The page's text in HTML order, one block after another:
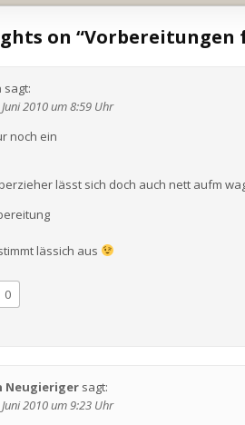
on “Vorbereitungen
sagt:
Juni 2010 um 8:59 Uhr
noch ein
lässt sich doch auch nett aufm
lässich aus
0
Neugieriger sagt:
Juni 2010 um 9:23 Uhr